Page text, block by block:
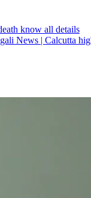
death know all details
Bengali News |